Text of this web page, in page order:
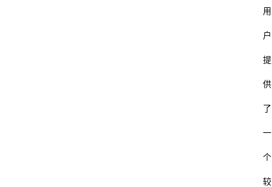
用
户
提
供
了
一
个
较